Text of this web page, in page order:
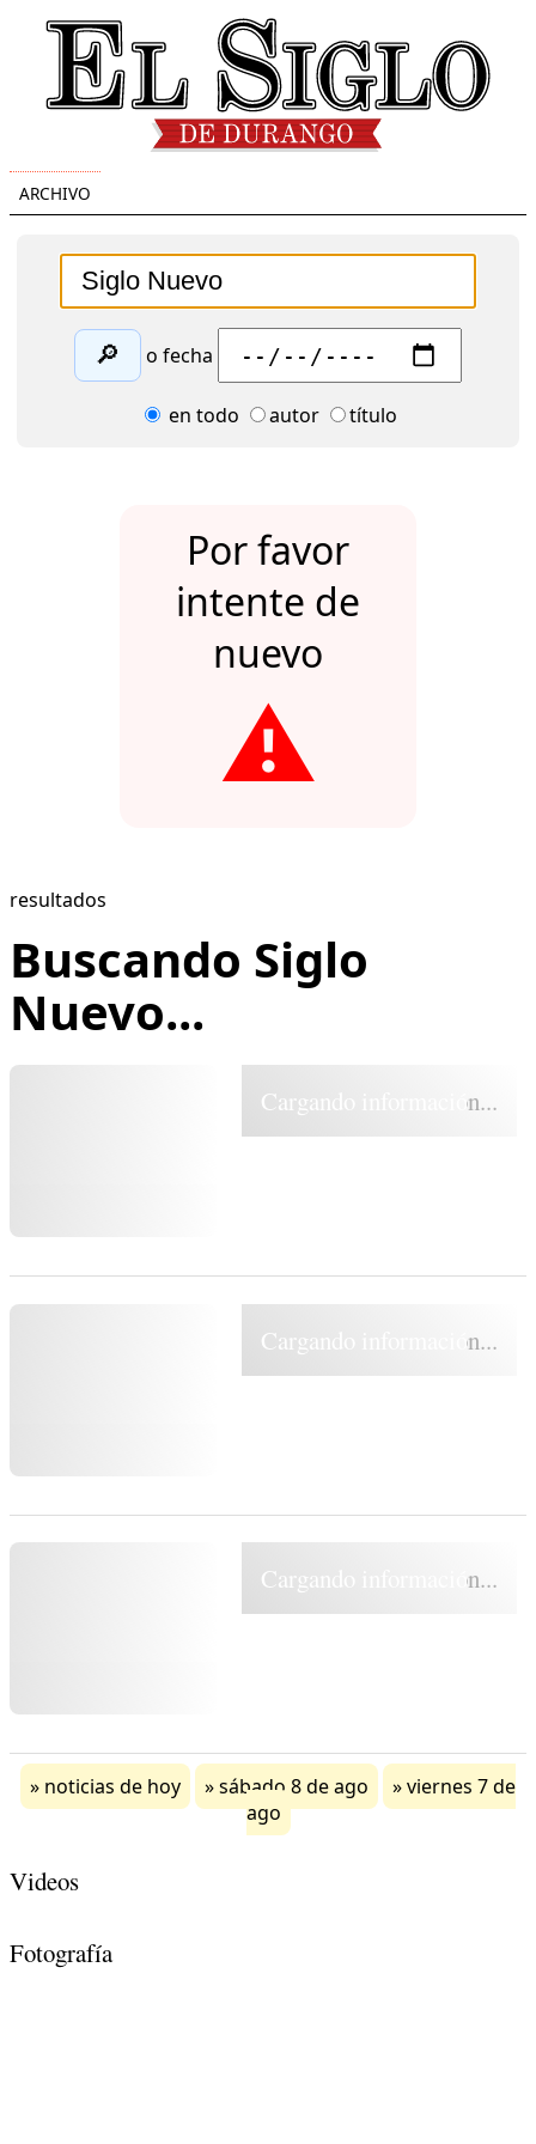
ARCHIVO
🔎 o fecha
en todo autor título
Por favor
intente de
nuevo
⚠️
resultados
Buscando Siglo
Nuevo...
Cargando información...
Cargando información...
Cargando información...
noticias de hoy sábado 8 de ago
viernes 7 de
ago
Videos
Fotografía